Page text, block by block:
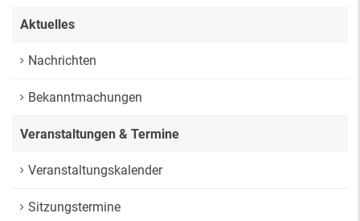
Aktuelles
Nachrichten
Bekanntmachungen
Veranstaltungen & Termine
Veranstaltungskalender
Sitzungstermine